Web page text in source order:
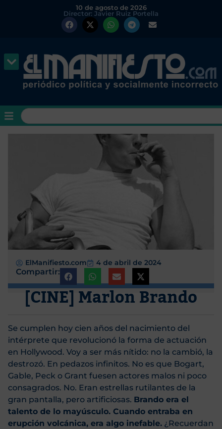
10 de agosto de 2026
Director: Javier Ruiz Portella
ElManifiesto.com 4 de abril de 2024
Compartir:
[CINE] Marlon Brando
Se cumplen hoy cien años del nacimiento del
intérprete que revolucionó la forma de actuación
en Hollywood. Voy a ser más nítido: no la cambió, la
destrozó. En pedazos infinitos. No es que Bogart,
Gable, Peck o Grant fuesen actores malos ni poco
consagrados. No. Eran estrellas rutilantes de la
gran pantalla, pero artificiosas. Brando era el
talento de lo mayúsculo. Cuando entraba en
erupción volcánica, era algo inefable. ¿Recuerdan